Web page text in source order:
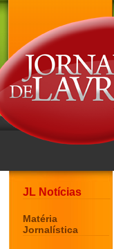
JL Notícias
Matéria
Jornalística